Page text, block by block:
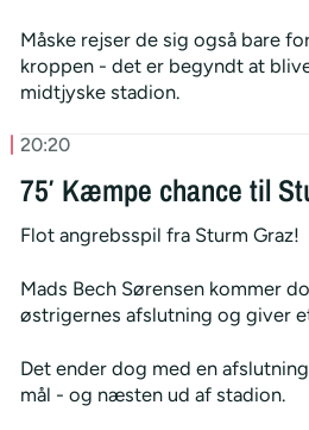
Måske rejser de sig også bare
kroppen - det er begyndt at
midtjyske stadion.
20:20
75′ Kæmpe chance til
Flot angrebsspil fra Sturm Graz!
Mads Bech Sørensen kommer
østrigernes afslutning og giver
Det ender dog med en
mål - og næsten ud af stadion.